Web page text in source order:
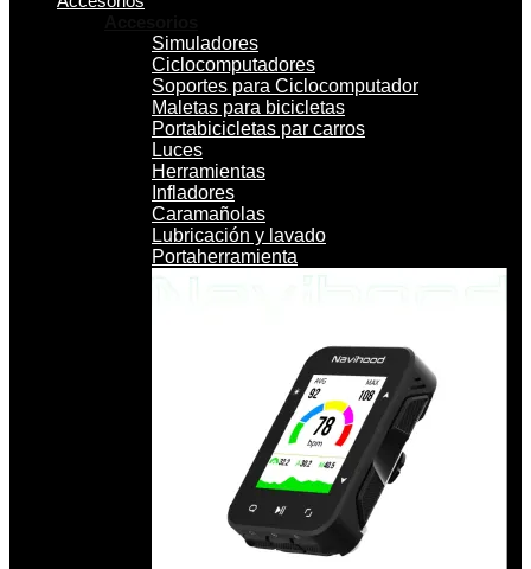
Simuladores
Ciclocomputadores
Soportes para Ciclocomputador
Maletas para bicicletas
Portabicicletas par carros
Luces
Herramientas
Infladores
Caramañolas
Lubricación y lavado
Portaherramienta